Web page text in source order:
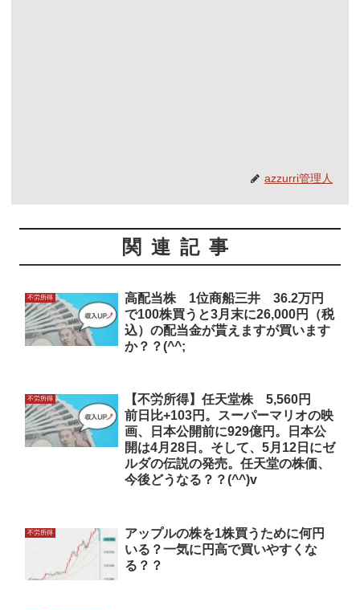
azzurri管理人
関連記事
不労所得
高配当株 1位商船三井 36.2万円
で100株買うと3月末に26,000円（税
込）の配当金が貰えますが買います
か？？(^^;
不労所得
【不労所得】任天堂株 5,560円
前日比+103円。スーパーマリオの映
画、日本公開前に929億円。日本公
開は4月28日。そして、5月12日にゼ
ルダの伝説の発売。任天堂の株価、
今後どうなる？？(^^)v
不労所得
アップルの株を1株買うために何円
いる？一気に円高で買いやすくな
る？？